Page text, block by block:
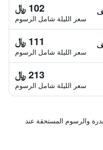
102 ﷼
سعر الليلة شامل الرسوم
111 ﷼
سعر الليلة شامل الرسوم
213 ﷼
سعر الليلة شامل الرسوم
والرسوم المستحقة عند